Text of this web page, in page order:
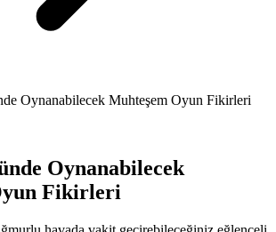
Oynanabilecek Muhteşem Oyun Fikirleri
Oynanabilecek
Fikirleri